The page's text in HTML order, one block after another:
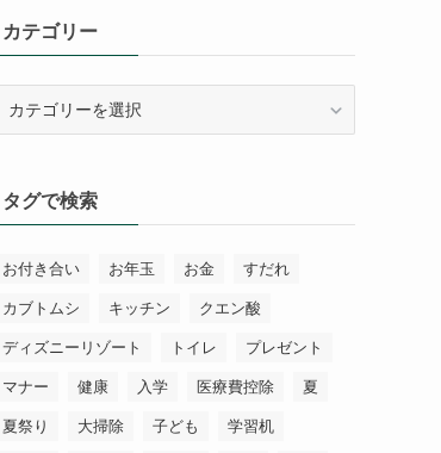
カテゴリー
ータグで検索
お付き合い お年玉 お金 すだれ
カブトムシ キッチン クエン酸
ディズニーリゾート トイレ プレゼント
マナー 健康 入学 医療費控除 夏
夏祭り 大掃除 子ども 学習机